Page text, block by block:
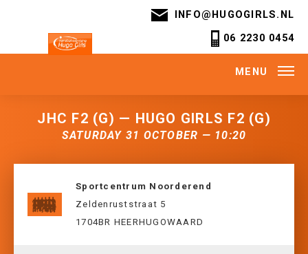
INFO@HUGOGIRLS.NL
06 2230 0454
MENU
JHC F2 (G) — HUGO GIRLS F2 (G)
SATURDAY 31 OCTOBER — 10:20
Sportcentrum Noorderend
Zeldenruststraat 5
1704BR HEERHUGOWAARD